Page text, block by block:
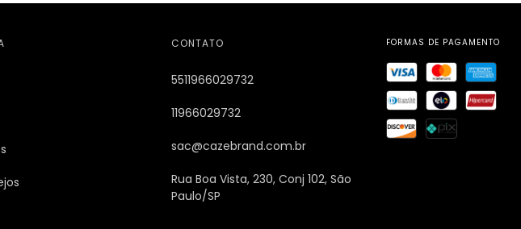
CONTATO
5511966029732
11966029732
sac@cazebrand.com.br
Rua Boa Vista, 230, Conj 102, São
Paulo/SP